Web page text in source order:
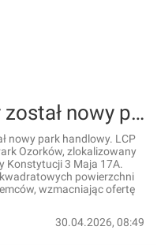
Pod Łodzią otwarty został nowy park handlowy
nowy park handlowy. LCP
Ozorków, zlokalizowany
Konstytucji 3 Maja 17A.
powierzchni
wzmacniając ofertę
30.04.2026, 08:49